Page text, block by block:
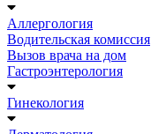
Аллергология
Водительская комиссия
Вызов врача на дом
Гастроэнтерология
Гинекология